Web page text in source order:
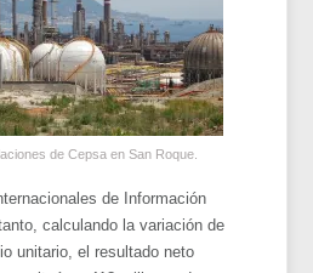
de Cepsa en San Roque.
de Información
calculando la variación de
unitario, el resultado neto